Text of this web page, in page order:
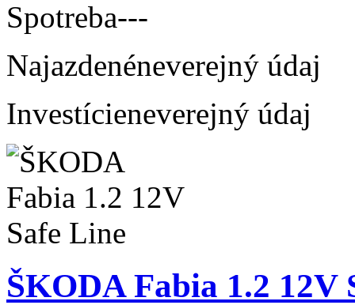
Spotreba---
Najazdenéneverejný údaj
Investícieneverejný údaj
ŠKODA Fabia 1.2 12V